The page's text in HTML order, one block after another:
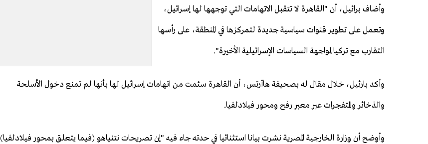
وأضاف برائيل، أن "القاهرة لا تتقبل الاتهامات التي توجهها لها إسرائيل،
وتعمل على تطوير قنوات سياسية جديدة لتمركزها في المنطقة، على رأسها
التقارب مع تركيا لمواجهة السياسات الإسرائيلية الأخيرة".
وأكد بارئيل، خلال مقال له بصحيفة هاآرتس، أن القاهرة سئمت من اتهامات إسرائيل لها بأنها لم تمنع دخول الأسلحة
والذخائر والمتفجرات عبر معبر رفح ومحور فيلادلفيا.
وأوضح أن وزارة الخارجية المصرية نشرت بيانا استثنائيا في حدته جاء فيه "إن تصريحات نتنياهو (فيما يتعلق بمحور فيلادلفيا)